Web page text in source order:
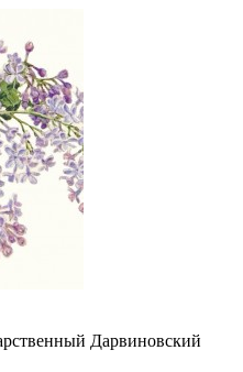
Дарвиновский